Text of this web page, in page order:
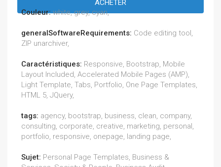
ACHETER
Couleur:white, grey, cyan,
generalSoftwareRequirements: Code editing tool,
ZIP unarchiver,
Caractéristiques: Responsive, Bootstrap, Mobile
Layout Included, Accelerated Mobile Pages (AMP),
Light Template, Tabs, Portfolio, One Page Templates,
HTML 5, JQuery,
tags: agency, bootstrap, business, clean, company,
consulting, corporate, creative, marketing, personal,
portfolio, responsive, onepage, landing page,
Sujet: Personal Page Templates, Business &